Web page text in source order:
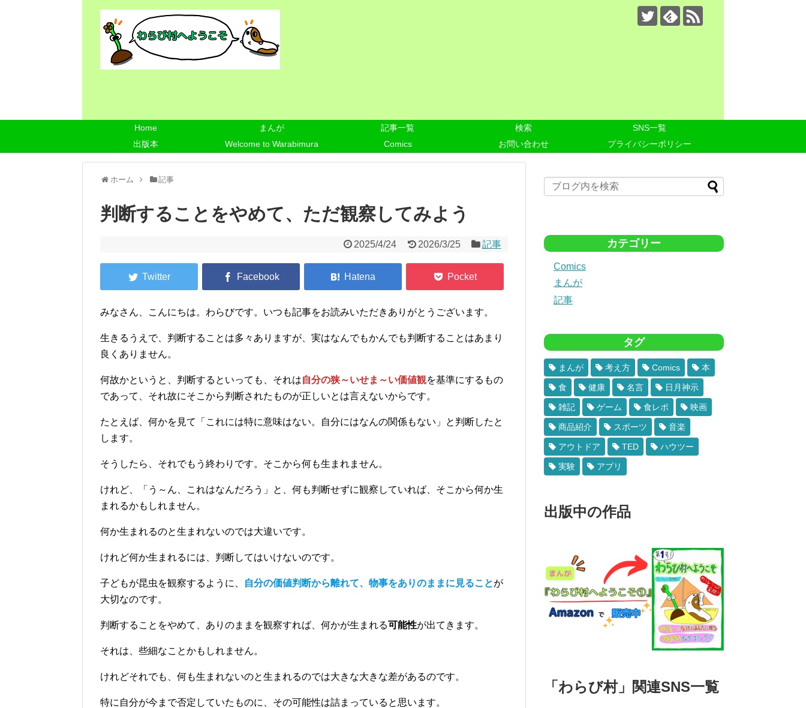
Home まんが 記事一覧 検索
SNS一覧
出版本
Welcome to Warabimura Comics お問い合わせ プライバシーポリシー
ホーム 記事
判断することをやめて、ただ観察してみよう
2025/4/24 2026/3/25 記事
みなさん、こんにちは。わらびです。いつも記事をお読みいただきありがとうございます。
生きるうえで、判断することは多々ありますが、実はなんでもかんでも判断することはあまり
良くありません。
何故かというと、判断するといっても、それは自分の狭～いせま～い価値観を基準にするもの
であって、それ故にそこから判断されたものが正しいとは言えないからです。
たとえば、何かを見て「これには特に意味はない。自分にはなんの関係もない」と判断したと
します。
そうしたら、それでもう終わりです。そこから何も生まれません。
けれど、「う～ん、これはなんだろう」と、何も判断せずに観察していれば、そこから何か生
まれるかもしれません。
何か生まれるのと生まれないのでは大違いです。
けれど何か生まれるには、判断してはいけないのです。
子どもが昆虫を観察するように、 自分の価値判断から離れて、物事をありのままに見ることが
大切なのです。
判断することをやめて、ありのままを観察すれば、何かが生まれる可能性が出てきます。
それは、些細なことかもしれません。
けれどそれでも、何も生まれないのと生まれるのでは大きな大きな差があるのです。
特に自分が今まで否定していたものに、その可能性は詰まっていると思います。
カテゴリー
Comics
まんが
記事
タグ
まんが 考え方 Comics 本
食 健康 名言 日月神示
雑記 ゲーム 食レポ 映画
商品紹介 スポーツ 音楽
アウトドア TED ハウツー
実験 アプリ
出版中の作品
「わらび村」関連SNS一覧